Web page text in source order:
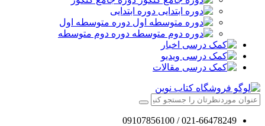
دوره ابتدایی
دوره متوسطه اول
دوره دوم متوسطه
اخبار
ویدیو
مقالات
021-66478249 / 09107856100